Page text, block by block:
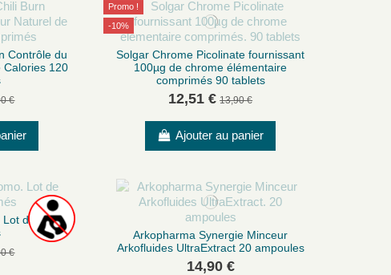
Contrôle du
Calories 120
€
Promo !
-10%
Solgar Chrome Picolinate fournissant
100µg de chrome élémentaire
comprimés 90 tablets
12,51 € 13,90 €
Ajouter au panier
Lot de 2x60
€
Arkopharma Synergie Minceur
Arkofluides UltraExtract 20 ampoules
14,90 €